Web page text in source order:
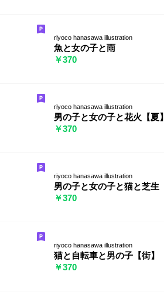
riyoco hanasawa illustration
魚と女の子と雨
￥370
riyoco hanasawa illustration
男の子と女の子と花火【夏】
￥370
riyoco hanasawa illustration
男の子と女の子と猫と芝生
￥370
riyoco hanasawa illustration
猫と自転車と男の子【街】
￥370